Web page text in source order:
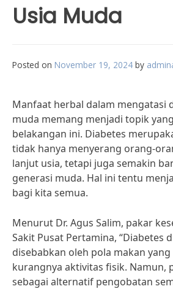
Usia Muda
Posted on November 19, 2024 by
Manfaat herbal dalam mengatasi
muda memang menjadi topik
belakangan ini. Diabetes
tidak hanya menyerang orang-
lanjut usia, tetapi juga semakin
generasi muda. Hal ini tentu
bagi kita semua.
Menurut Dr. Agus Salim, pakar
Sakit Pusat Pertamina, “Diabetes
disebabkan oleh pola makan
kurangnya aktivitas fisik. Namun,
sebagai alternatif pengobatan